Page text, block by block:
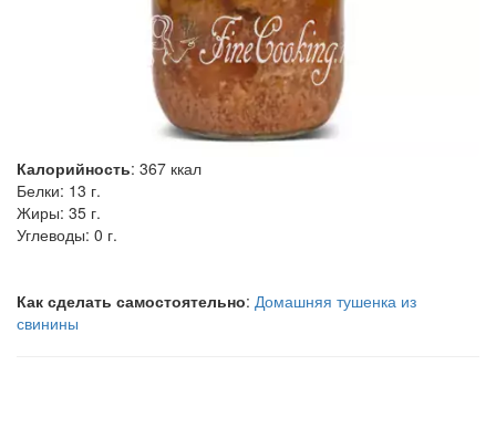
Калорийность: 367 ккал
Белки: 13 г.
Жиры: 35 г.
Углеводы: 0 г.
Как сделать самостоятельно: Домашняя тушенка из
свинины